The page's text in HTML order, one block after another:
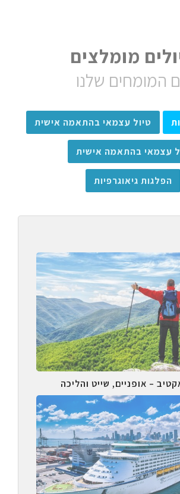
מומלצים
המומחים שלנו
טיול עצמאי בהתאמה אישית
עצמאי בהתאמה אישית
הפלגות גיאוגרפיות
– אופניים, שייט והליכה